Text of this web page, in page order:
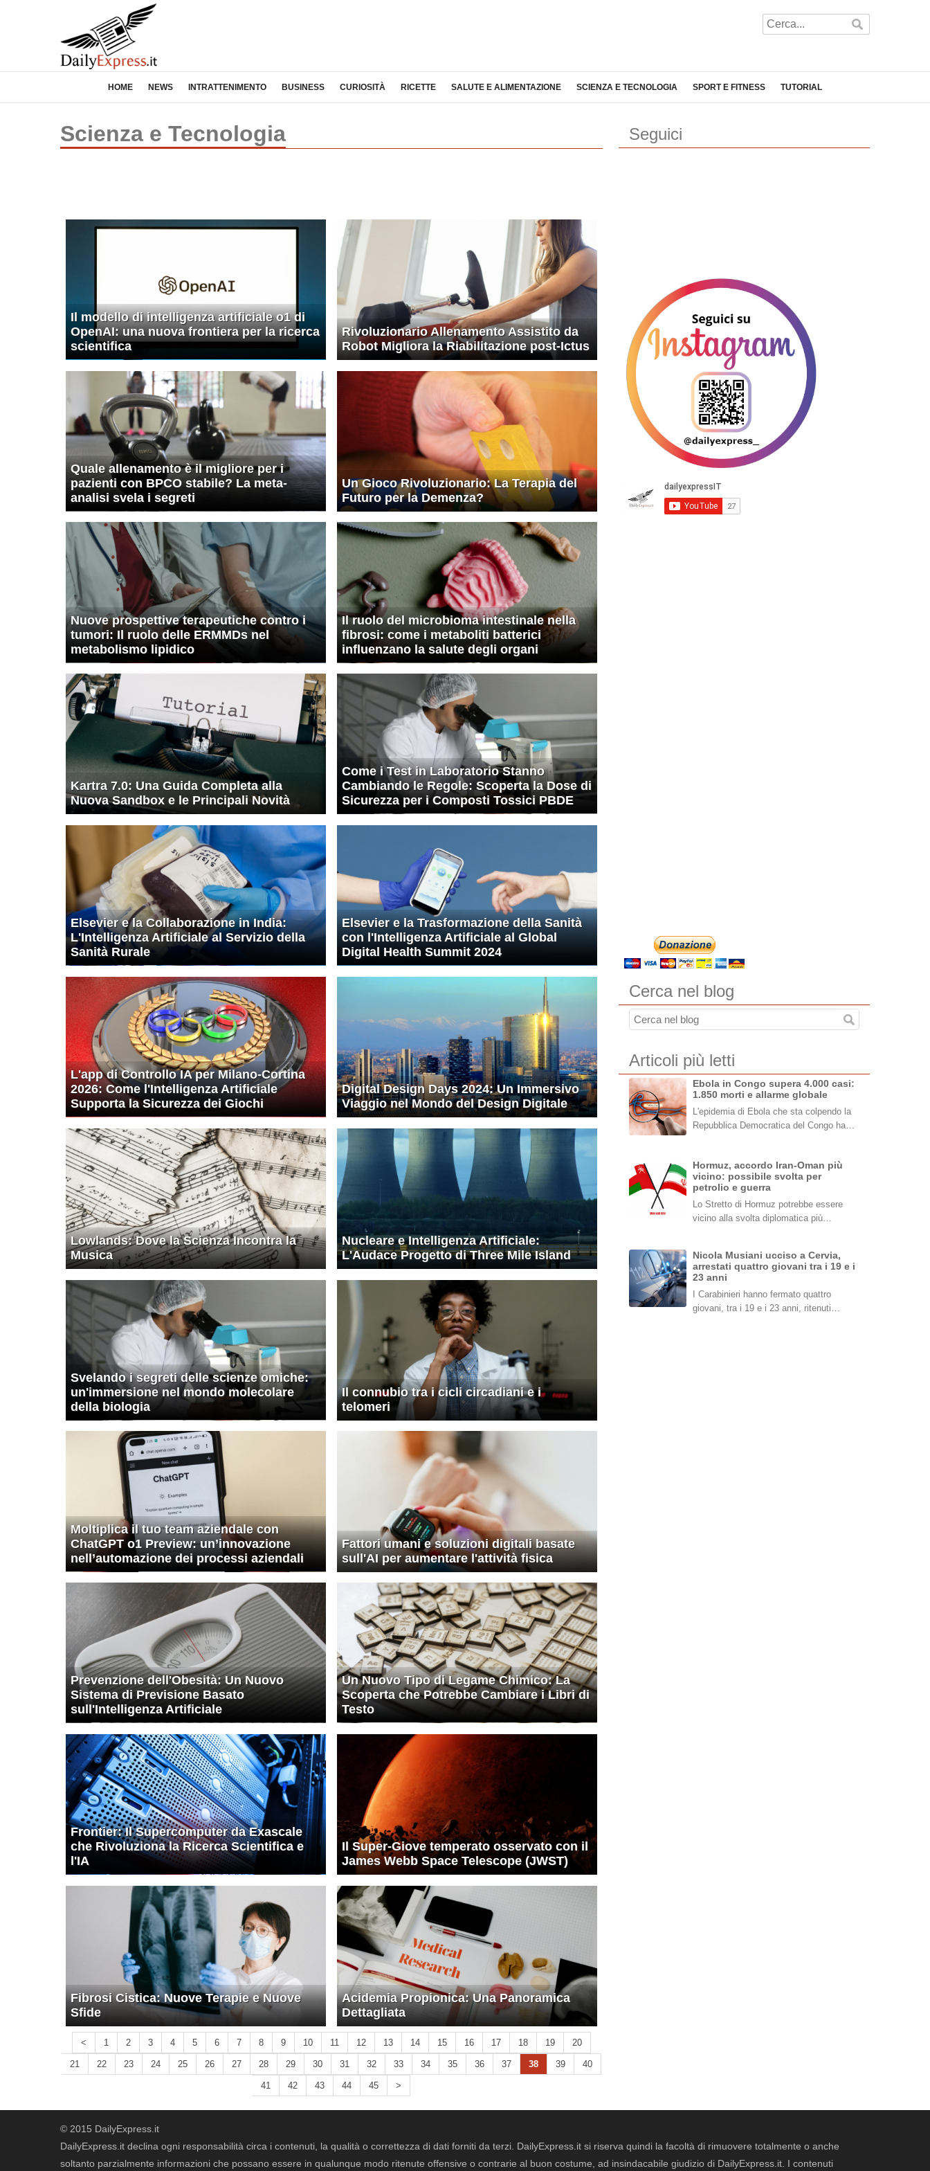
HOME NEWS INTRATTENIMENTO BUSINESS CURIOSITÀ RICETTE SALUTE E ALIMENTAZIONE SCIENZA E TECNOLOGIA SPORT E FITNESS TUTORIAL
Scienza e Tecnologia
Il modello di intelligenza artificiale o1 di
OpenAI: una nuova frontiera per la ricerca
scientifica
Rivoluzionario Allenamento Assistito da
Robot Migliora la Riabilitazione post-Ictus
Quale allenamento è il migliore per i
pazienti con BPCO stabile? La meta-
analisi svela i segreti
Un Gioco Rivoluzionario: La Terapia del
Futuro per la Demenza?
Nuove prospettive terapeutiche contro i
tumori: Il ruolo delle ERMMDs nel
metabolismo lipidico
Il ruolo del microbioma intestinale nella
fibrosi: come i metaboliti batterici
influenzano la salute degli organi
Kartra 7.0: Una Guida Completa alla
Nuova Sandbox e le Principali Novità
Come i Test in Laboratorio Stanno
Cambiando le Regole: Scoperta la Dose di
Sicurezza per i Composti Tossici PBDE
Elsevier e la Collaborazione in India:
L'Intelligenza Artificiale al Servizio della
Sanità Rurale
Elsevier e la Trasformazione della Sanità
con l'Intelligenza Artificiale al Global
Digital Health Summit 2024
L'app di Controllo IA per Milano-Cortina
2026: Come l'Intelligenza Artificiale
Supporta la Sicurezza dei Giochi
Digital Design Days 2024: Un Immersivo
Viaggio nel Mondo del Design Digitale
Lowlands: Dove la Scienza Incontra la
Musica
Nucleare e Intelligenza Artificiale:
L'Audace Progetto di Three Mile Island
Svelando i segreti delle scienze omiche:
un'immersione nel mondo molecolare
della biologia
Il connubio tra i cicli circadiani e i
telomeri
Moltiplica il tuo team aziendale con
ChatGPT o1 Preview: un’innovazione
nell’automazione dei processi aziendali
Fattori umani e soluzioni digitali basate
sull'AI per aumentare l'attività fisica
Prevenzione dell'Obesità: Un Nuovo
Sistema di Previsione Basato
sull'Intelligenza Artificiale
Un Nuovo Tipo di Legame Chimico: La
Scoperta che Potrebbe Cambiare i Libri di
Testo
Frontier: Il Supercomputer da Exascale
che Rivoluziona la Ricerca Scientifica e
l'IA
Il Super-Giove temperato osservato con il
James Webb Space Telescope (JWST)
Fibrosi Cistica: Nuove Terapie e Nuove
Sfide
Acidemia Propionica: Una Panoramica
Dettagliata
< 1 2 3 4 5 6 7 8 9 10 11 12 13 14 15 16 17 18 19 20
21 22 23 24 25 26 27 28 29 30 31 32 33 34 35 36 37 38 39 40
41 42 43 44 45 >
Seguici
Cerca nel blog
Articoli più letti
Ebola in Congo supera 4.000 casi:
1.850 morti e allarme globale
L'epidemia di Ebola che sta colpendo la
Repubblica Democratica del Congo ha…
Hormuz, accordo Iran-Oman più
vicino: possibile svolta per
petrolio e guerra
Lo Stretto di Hormuz potrebbe essere
vicino alla svolta diplomatica più…
Nicola Musiani ucciso a Cervia,
arrestati quattro giovani tra i 19 e i
23 anni
I Carabinieri hanno fermato quattro
giovani, tra i 19 e i 23 anni, ritenuti…
© 2015 DailyExpress.it
DailyExpress.it declina ogni responsabilità circa i contenuti, la qualità o correttezza di dati forniti da terzi. DailyExpress.it si riserva quindi la facoltà di rimuovere totalmente o anche
soltanto parzialmente informazioni che possano essere in qualunque modo ritenute offensive o contrarie al buon costume, ad insindacabile giudizio di DailyExpress.it. I contenuti